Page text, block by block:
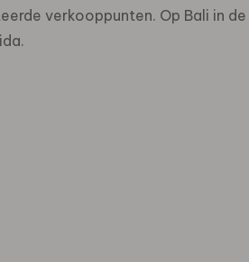
verkooppunten. Op Bali in de